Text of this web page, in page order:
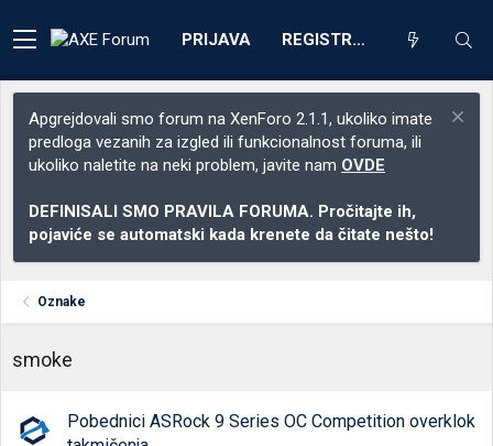
PRIJAVA REGISTRACIJA
Apgrejdovali smo forum na XenForo 2.1.1, ukoliko imate
predloga vezanih za izgled ili funkcionalnost foruma, ili
ukoliko naletite na neki problem, javite nam OVDE
DEFINISALI SMO PRAVILA FORUMA. Pročitajte ih,
pojaviće se automatski kada krenete da čitate nešto!
Oznake
smoke
Pobednici ASRock 9 Series OC Competition overklok